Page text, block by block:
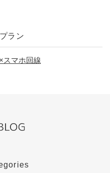
ラン
スマホ回線